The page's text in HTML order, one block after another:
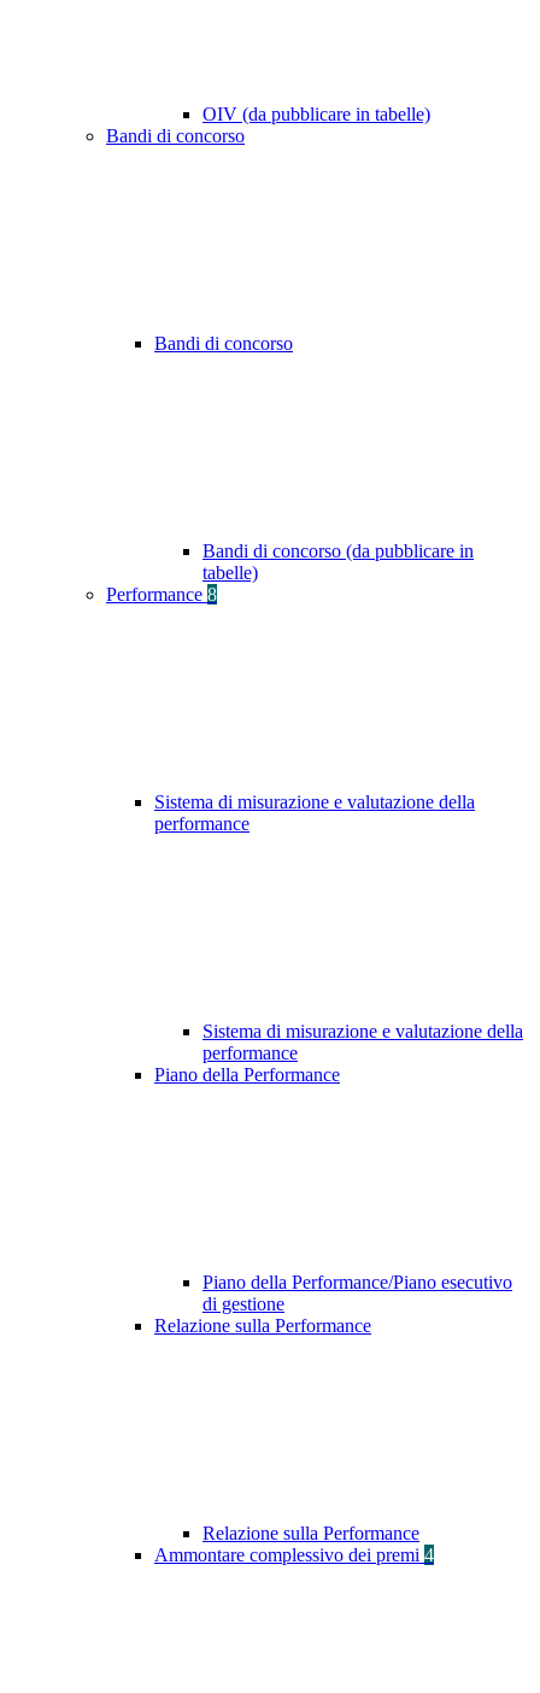
OIV (da pubblicare in tabelle)
Bandi di concorso
Bandi di concorso
Bandi di concorso (da pubblicare in
tabelle)
Performance 8
Sistema di misurazione e valutazione della
performance
Sistema di misurazione e valutazione della
performance
Piano della Performance
Piano della Performance/Piano esecutivo
di gestione
Relazione sulla Performance
Relazione sulla Performance
Ammontare complessivo dei premi 4